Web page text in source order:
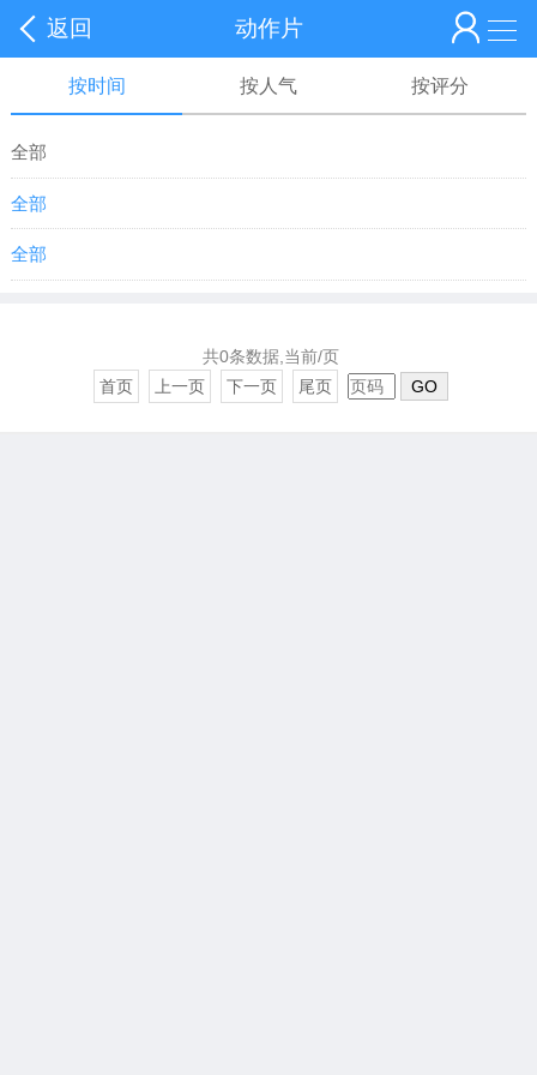
返回 动作片
按时间 按人气 按评分
全部
全部
全部
共0条数据,当前/页
首页
上一页 下一页 尾页 GO